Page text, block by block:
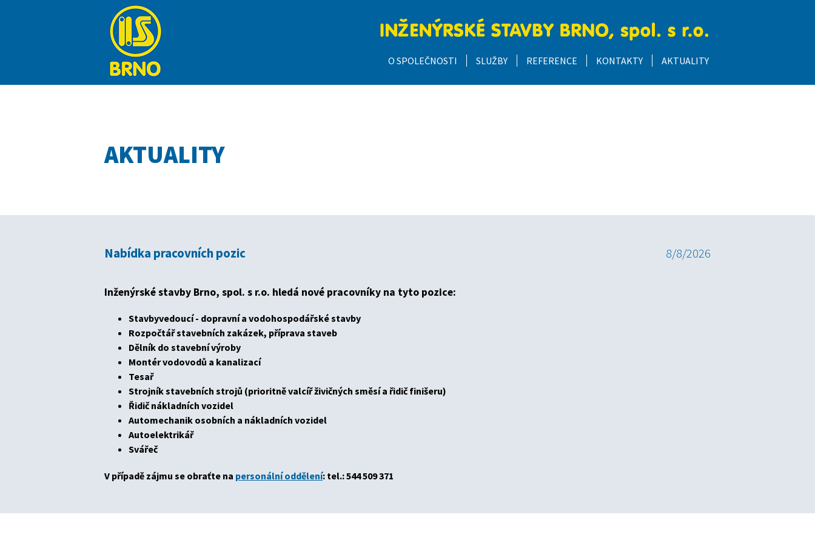
O SPOLEČNOSTI SLUŽBY REFERENCE KONTAKTY AKTUALITY
AKTUALITY
8/8/2026
Nabídka pracovních pozic
Inženýrské stavby Brno, spol. s r.o. hledá nové pracovníky na tyto pozice:
Stavbyvedoucí - dopravní a vodohospodářské stavby
Rozpočtář stavebních zakázek, příprava staveb
Dělník do stavební výroby
Montér vodovodů a kanalizací
Tesař
Strojník stavebních strojů (prioritně valcíř živičných směsí a řidič finišeru)
Řidič nákladních vozidel
Automechanik osobních a nákladních vozidel
Autoelektrikář
Svářeč
V případě zájmu se obraťte na personální oddělení: tel.: 544 509 371